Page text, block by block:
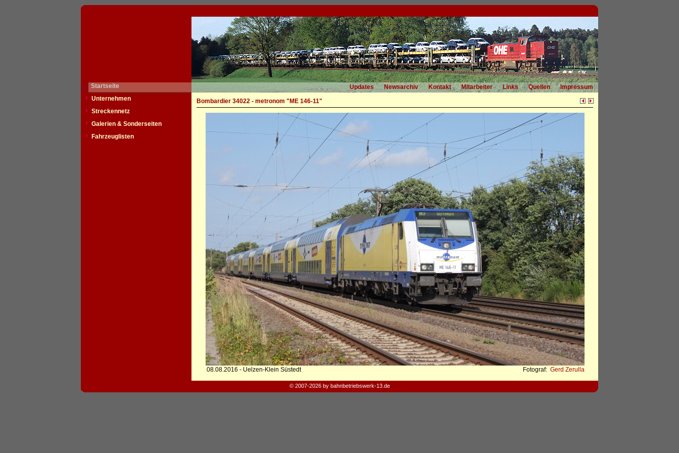
Startseite Updates Newsarchiv Kontakt Mitarbeiter Links Quellen
Impressum
Unternehmen
Streckennetz
Galerien & Sonderseiten
Fahrzeuglisten
Bombardier 34022 - metronom "ME 146-11"
08.08.2016 - Uelzen-Klein Süstedt Fotograf: Gerd Zerulla
© 2007-2026 by bahnbetriebswerk-13.de